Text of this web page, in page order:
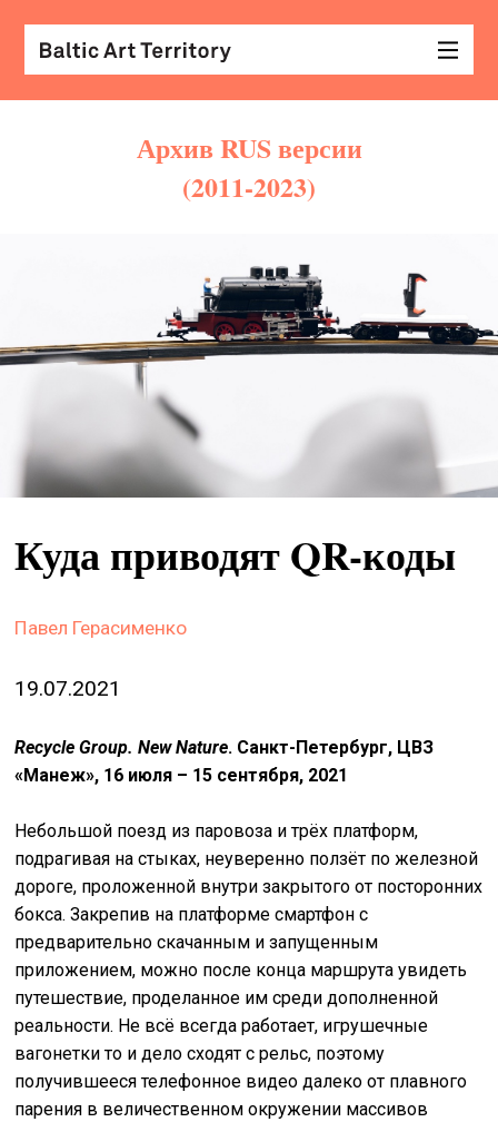
нас
Архив RUS версии
(2011-2023)
Куда приводят QR-коды
Павел Герасименко
19.07.2021
Recycle Group. New Nature. Санкт-Петербург, ЦВЗ
«Манеж», 16 июля – 15 сентября, 2021
Небольшой поезд из паровоза и трёх платформ,
подрагивая на стыках, неуверенно ползёт по железной
дороге, проложенной внутри закрытого от посторонних
бокса. Закрепив на платформе смартфон с
предварительно скачанным и запущенным
приложением, можно после конца маршрута увидеть
путешествие, проделанное им среди дополненной
реальности. Не всё всегда работает, игрушечные
вагонетки то и дело сходят с рельс, поэтому
получившееся телефонное видео далеко от плавного
парения в величественном окружении массивов